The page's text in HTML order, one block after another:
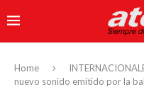
Home
nuevo sonido emitido por la